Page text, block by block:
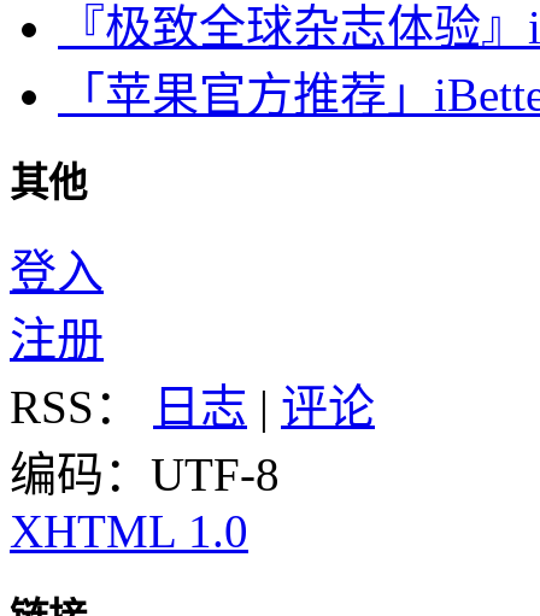
『极致全球杂志体验
「苹果官方推荐」
其他
登入
注册
RSS：
日志 | 评论
编码：UTF-8
XHTML 1.0